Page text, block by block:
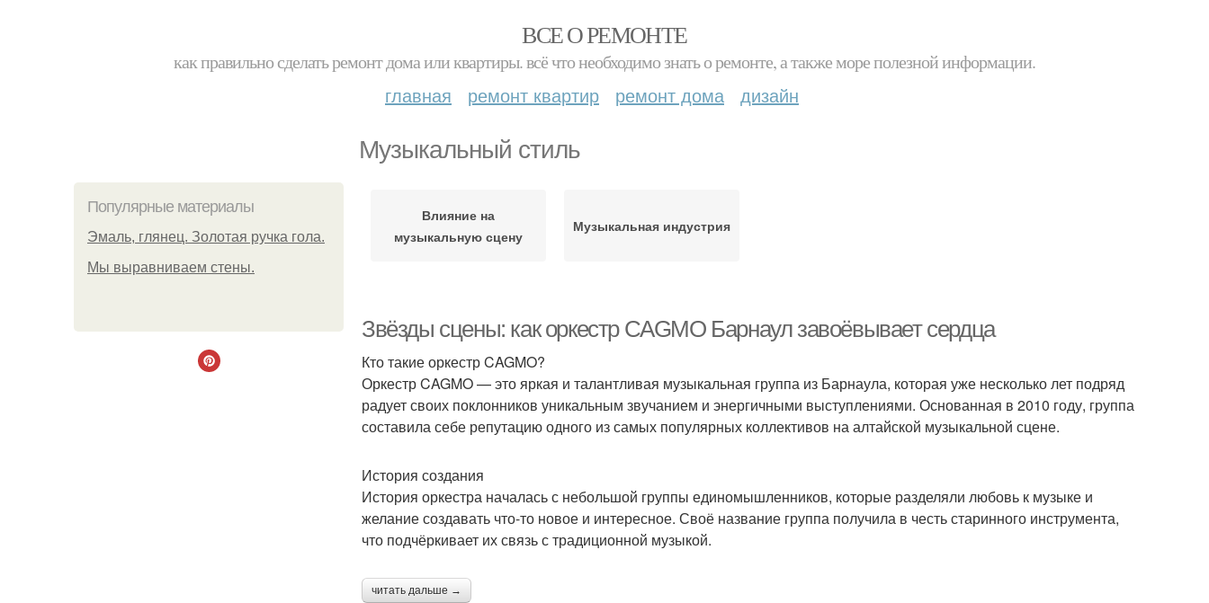
ВСЕ О РЕМОНТЕ
как правильно сделать ремонт дома или квартиры. всё что необходимо знать о ремонте, а также море полезной информации.
главная ремонт квартир ремонт дома дизайн
Музыкальный стиль
Популярные материалы
Эмаль, глянец. Золотая ручка гола.
Мы выравниваем стены.
Влияние на
музыкальную сцену
Музыкальная индустрия
Звёзды сцены: как оркестр CAGMO Барнаул завоёвывает сердца
Кто такие оркестр CAGMO?
Оркестр CAGMO — это яркая и талантливая музыкальная группа из Барнаула, которая уже несколько лет подряд
радует своих поклонников уникальным звучанием и энергичными выступлениями. Основанная в 2010 году, группа
составила себе репутацию одного из самых популярных коллективов на алтайской музыкальной сцене.
История создания
История оркестра началась с небольшой группы единомышленников, которые разделяли любовь к музыке и
желание создавать что-то новое и интересное. Своё название группа получила в честь старинного инструмента,
что подчёркивает их связь с традиционной музыкой.
читать дальше →